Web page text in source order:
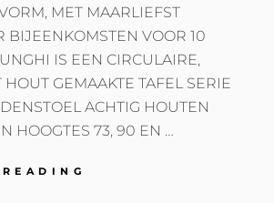
MET MAARLIEFST
BIJEENKOMSTEN VOOR 10
IS EEN CIRCULAIRE,
GEMAAKTE TAFEL SERIE
ACHTIG HOUTEN
HOOGTES 73, 90 EN …